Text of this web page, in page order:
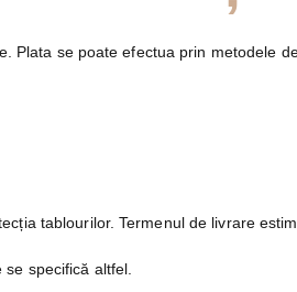
se poate efectua prin metodele
tablourilor. Termenul de livrare
specifică altfel.